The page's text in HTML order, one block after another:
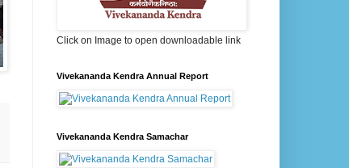
Click on Image to open downloadable link
Vivekananda Kendra Annual Report
Vivekananda Kendra Samachar